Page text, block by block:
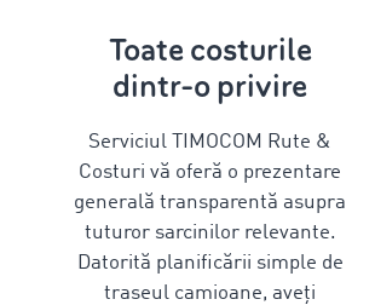
Toate costurile
dintr-o privire
Serviciul TIMOCOM Rute &
Costuri vă oferă o prezentare
generală transparentă asupra
tuturor sarcinilor relevante.
Datorită planificării simple de
traseul camioane, aveți